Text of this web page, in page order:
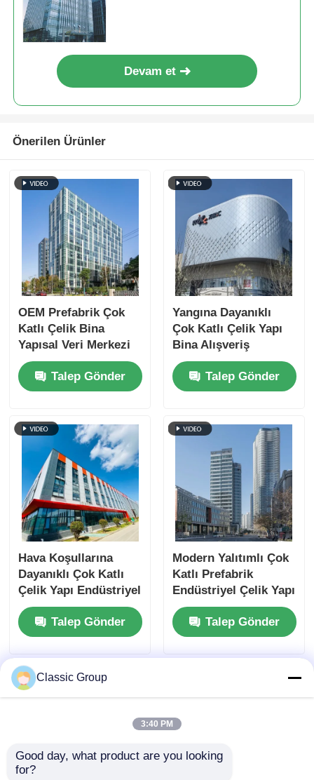
Çelik Yapı Şedi
Ağır Çelik Yapı
çelik yapı ofisi
Çelik yapısı Tavuk evi
Çok Katlı Çelik Yapı
Endüstriyel Çelik Yapısı
Kamu Çelik Binası
Ticari çelik yapısı
Devam et
Önerilen Ürünler
OEM Prefabrik Çok
Katlı Çelik Bina
Yapısal Veri Merkezi
Yangın Yalıtımı
Talep Gönder
Yangına Dayanıklı
Çok Katlı Çelik Yapı
Bina Alışveriş
Merkezi Prefabrik
İmalat ODMTalep Gönder
Hava Koşullarına
Dayanıklı Çok Katlı
Çelik Yapı Endüstriyel
Bina Özel
Talep Gönder
Modern Yalıtımlı Çok
Katlı Prefabrik
Endüstriyel Çelik Yapı
Ticari Bina
Talep Gönder
Classic Group
3:40 PM
Good day, what product are you looking
for?